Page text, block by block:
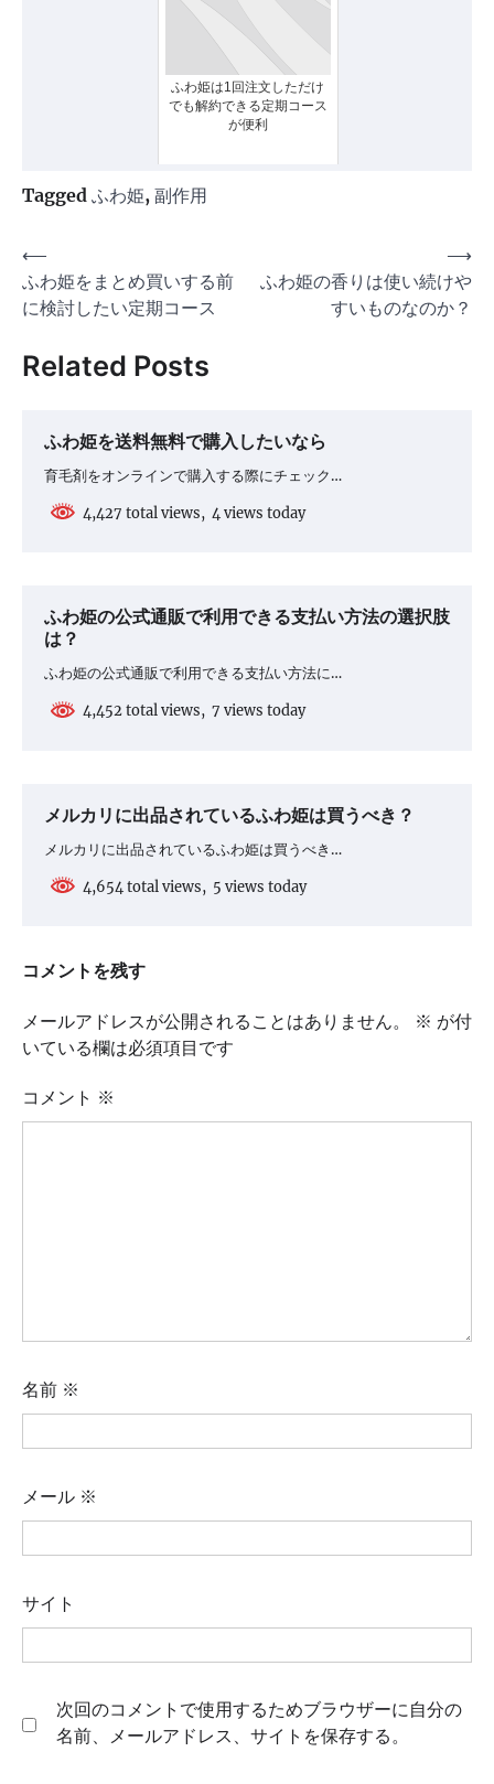
ふわ姫は1回注文しただけ
でも解約できる定期コース
が便利
Tagged ふわ姫, 副作用
投
稿
ナ
ビ
シ
⟵
ふわ姫をまとめ買いする前
に検討したい定期コース
ふわ姫の香りは使い続けや
すいものなのか？
⟶
Related Posts
ふわ姫を送料無料で購入したいなら
育毛剤をオンラインで購入する際にチェック…
4,427 total views, 4 views today
ふわ姫の公式通販で利用できる支払い方法の選択肢
は？
ふわ姫の公式通販で利用できる支払い方法に…
4,452 total views, 7 views today
メルカリに出品されているふわ姫は買うべき？
メルカリに出品されているふわ姫は買うべき…
4,654 total views, 5 views today
コメントを残す
メールアドレスが公開されることはありません。 ※ が付
いている欄は必須項目です
コメント ※
名前 ※
メール ※
サイト
次回のコメントで使用するためブラウザーに自分の
名前、メールアドレス、サイトを保存する。